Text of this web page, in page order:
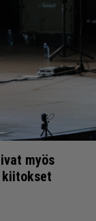
myös
kiitokset